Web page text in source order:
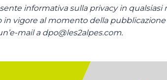
informativa sulla privacy in
vigore al momento della
mail a dpo@les2alpes.com.